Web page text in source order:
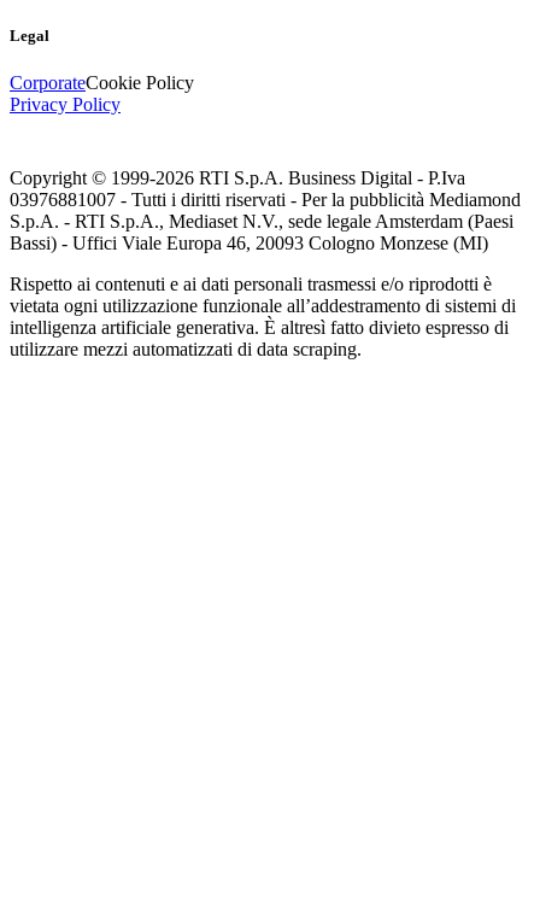
Legal
CorporateCookie Policy
Privacy Policy
Copyright © 1999-2026 RTI S.p.A. Business Digital - P.Iva
03976881007 - Tutti i diritti riservati - Per la pubblicità Mediamond
S.p.A. - RTI S.p.A., Mediaset N.V., sede legale Amsterdam (Paesi
Bassi) - Uffici Viale Europa 46, 20093 Cologno Monzese (MI)
Rispetto ai contenuti e ai dati personali trasmessi e/o riprodotti è
vietata ogni utilizzazione funzionale all’addestramento di sistemi di
intelligenza artificiale generativa. È altresì fatto divieto espresso di
utilizzare mezzi automatizzati di data scraping.